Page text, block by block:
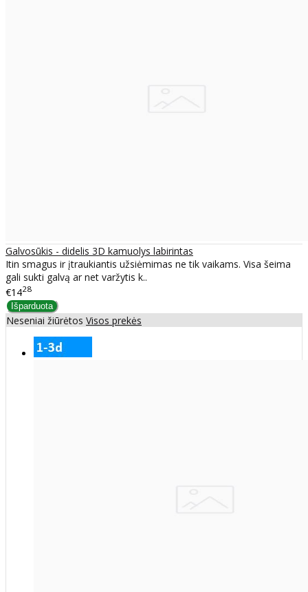
Galvosūkis - didelis 3D kamuolys labirintas
Itin smagus ir įtraukiantis užsiėmimas ne tik vaikams. Visa šeima
gali sukti galvą ar net varžytis k..
€1428
Neseniai žiūrėtos Visos prekės